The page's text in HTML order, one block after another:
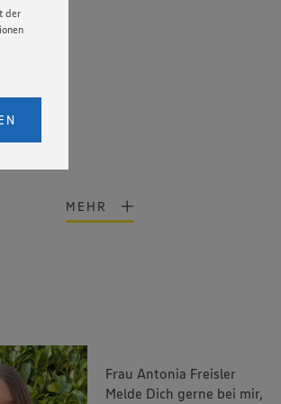
der
1
MEHR
Frau Antonia Freisler
Melde Dich gerne bei mir,